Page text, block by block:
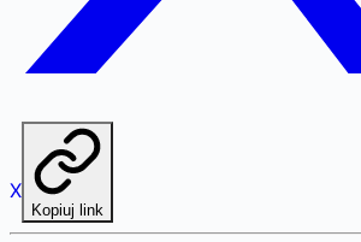
X
Kopiuj link